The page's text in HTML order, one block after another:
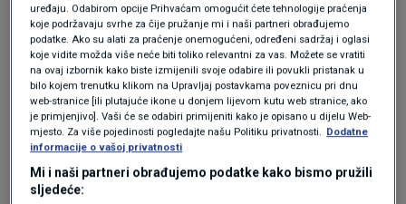
"To su te lokalne karkateristike tla koje dolaze
do izražaja kod jačih potresa. Primjer,
petrinjski potres i potres u Hercegovini kod
Berkovića jednake magnitude, a neusporedive
štete. Čvrsto stjenovito tlo je puno bolje jer ne
pojačava osnovnu trešnju. Nasute, aluvijalne,
vodene mase, močvarna tla pojačavaju
uređaju. Odabirom opcije Prihvaćam omogućit ćete tehnologije praćenja
koje podržavaju svrhe za čije pružanje mi i naši partneri obrađujemo
podatke. Ako su alati za praćenje onemogućeni, određeni sadržaj i oglasi
koje vidite možda više neće biti toliko relevantni za vas. Možete se vratiti
na ovaj izbornik kako biste izmijenili svoje odabire ili povukli pristanak u
bilo kojem trenutku klikom na Upravljaj postavkama poveznicu pri dnu
web-stranice [ili plutajuće ikone u donjem lijevom kutu web stranice, ako
je primjenjivo]. Vaši će se odabiri primijeniti kako je opisano u dijelu Web-
mjesto. Za više pojedinosti pogledajte našu Politiku privatnosti. Dodatne
informacije o vašoj privatnosti
Mi i naši partneri obrađujemo podatke kako bismo pružili
sljedeće: